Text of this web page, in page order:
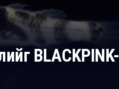
BLACKPINK-